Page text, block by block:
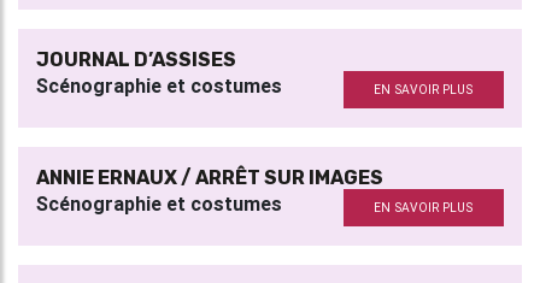
JOURNAL D’ASSISES
Scénographie et costumes EN SAVOIR PLUS
ANNIE ERNAUX / ARRÊT SUR IMAGES
Scénographie et costumes EN SAVOIR PLUS